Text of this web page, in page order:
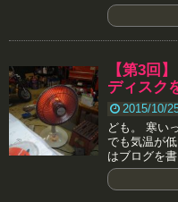
【第3回
ディスク
2015/10/
ども。 寒い
でも気温が
はブログを